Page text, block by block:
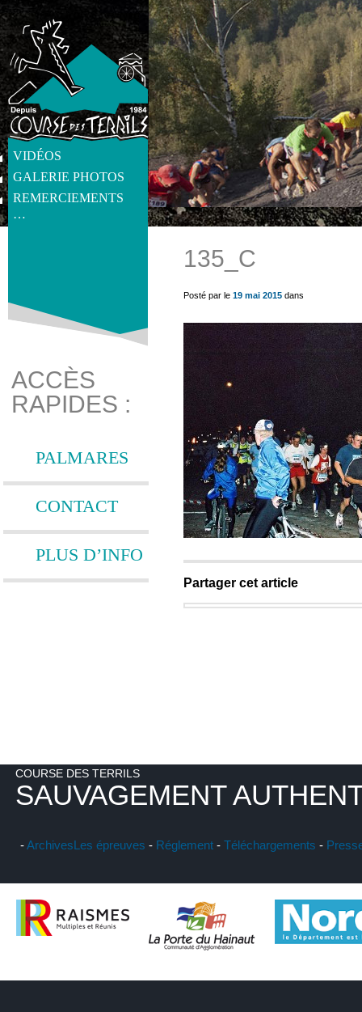
VIDÉOS
GALERIE PHOTOS
REMERCIEMENTS
…
get_post_meta(get_the_ID(), 'thumb', true) ?>
ACCÈS
RAPIDES :
PALMARES
CONTACT
PLUS D’INFO
135_C
Posté par le 19 mai 2015 dans
Partager cet article
COURSE DES TERRILS
SAUVAGEMENT
-ArchivesLes épreuves - Réglement - Téléchargements -